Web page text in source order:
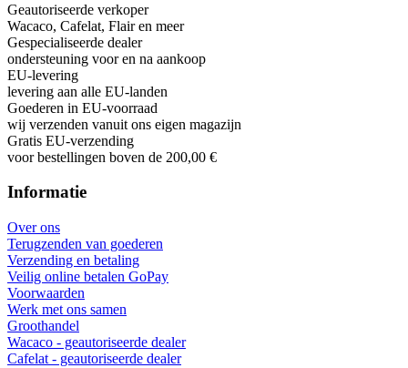
Geautoriseerde verkoper
Wacaco, Cafelat, Flair en meer
Gespecialiseerde dealer
ondersteuning voor en na aankoop
EU-levering
levering aan alle EU-landen
Goederen in EU-voorraad
wij verzenden vanuit ons eigen magazijn
Gratis EU-verzending
voor bestellingen boven de 200,00 €
Informatie
Over ons
Terugzenden van goederen
Verzending en betaling
Veilig online betalen GoPay
Voorwaarden
Werk met ons samen
Groothandel
Wacaco - geautoriseerde dealer
Cafelat - geautoriseerde dealer